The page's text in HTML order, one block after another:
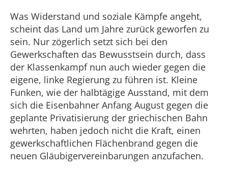
Was Widerstand und soziale Kämpfe angeht,
scheint das Land um Jahre zurück geworfen zu
sein. Nur zögerlich setzt sich bei den
Gewerkschaften das Bewusstsein durch, dass
der Klassenkampf nun auch wieder gegen die
eigene, linke Regierung zu führen ist. Kleine
Funken, wie der halbtägige Ausstand, mit dem
sich die Eisenbahner Anfang August gegen die
geplante Privatisierung der griechischen Bahn
wehrten, haben jedoch nicht die Kraft, einen
gewerkschaftlichen Flächenbrand gegen die
neuen Gläubigervereinbarungen anzufachen.